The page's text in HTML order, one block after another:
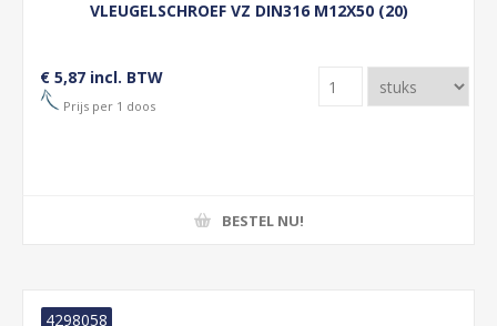
VLEUGELSCHROEF VZ DIN316 M12X50 (20)
€ 5,87 incl. BTW
Prijs per 1 doos
BESTEL NU!
4298058